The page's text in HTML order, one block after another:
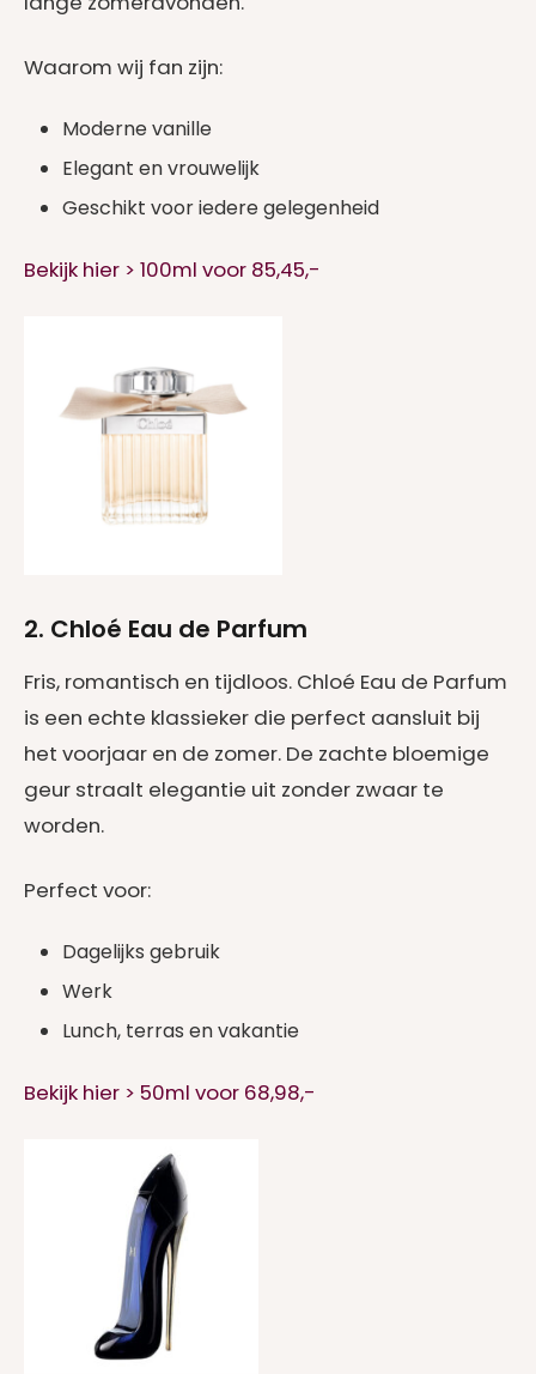
Waarom wij fan zijn:
Moderne vanille
Elegant en vrouwelijk
Geschikt voor iedere gelegenheid
Bekijk hier > 100ml voor 85,45,-
2. Chloé Eau de Parfum
Fris, romantisch en tijdloos. Chloé Eau de Parfum
is een echte klassieker die perfect aansluit bij
het voorjaar en de zomer. De zachte bloemige
geur straalt elegantie uit zonder zwaar te
worden.
Perfect voor:
Dagelijks gebruik
Werk
Lunch, terras en vakantie
Bekijk hier > 50ml voor 68,98,-